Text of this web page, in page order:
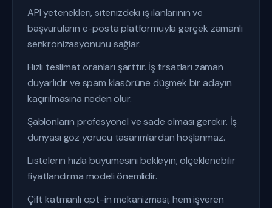
API yetenekleri, sitenizdeki iş ilanlarının ve
başvuruların e-posta platformuyla gerçek zamanlı
senkronizasyonunu sağlar.
Hızlı teslimat oranları şarttır. İş fırsatları zaman
duyarlıdır ve spam klasörüne düşmek bir adayın
kaçırılmasına neden olur.
Şablonların profesyonel ve sade olması gerekir. İş
dünyası göz yorucu tasarımlardan hoşlanmaz.
Listelerin hızla büyümesini bekleyin; ölçeklenebilir
fiyatlandırma modeli önemlidir.
Çift katmanlı opt-in mekanizması, hem işveren